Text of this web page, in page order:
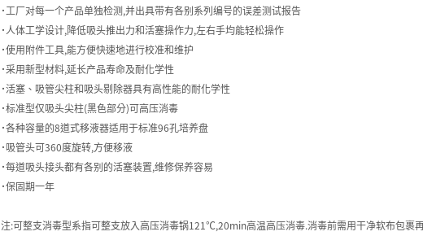
˙工厂对每一个产品单独检测,并出具带有各别系列编号的误差测试报告
˙人体工学设计,降低吸头推出力和活塞操作力,左右手均能轻松操作
˙使用附件工具,能方便快速地进行校准和维护
˙采用新型材料,延长产品寿命及耐化学性
˙活塞、吸管尖柱和吸头剔除器具有高性能的耐化学性
˙标准型仅吸头尖柱(黑色部分)可高压消毒
˙各种容量的8道式移液器适用于标准96孔培养盘
˙吸管头可360度旋转,方便移液
˙每道吸头接头都有各别的活塞装置,维修保养容易
˙保固期一年
注:可整支消毒型系指可整支放入高压消毒锅121℃,20min高温高压消毒.消毒前需用干净软布包裹